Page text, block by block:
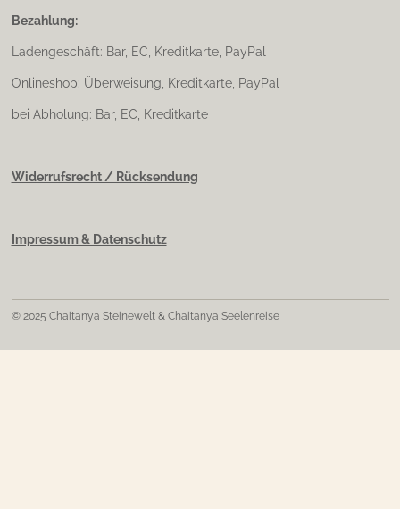
Bezahlung:
Ladengeschäft: Bar, EC, Kreditkarte, PayPal
Onlineshop: Überweisung, Kreditkarte, PayPal
bei Abholung: Bar, EC, Kreditkarte
Widerrufsrecht / Rücksendung
Impressum & Datenschutz
© 2025 Chaitanya Steinewelt & Chaitanya Seelenreise